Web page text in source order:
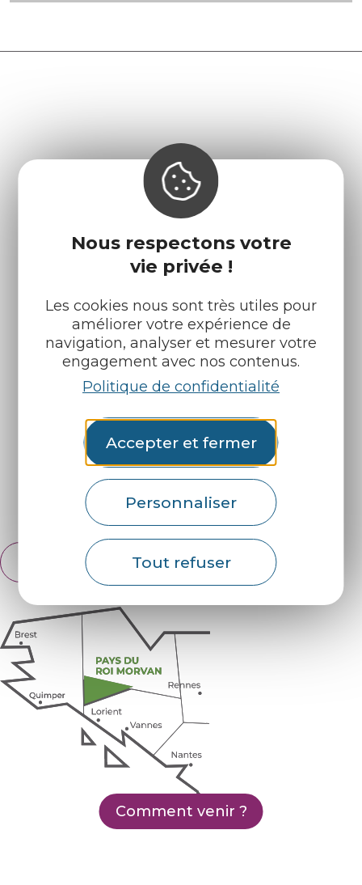
Nous respectons votre
vie privée !
Les cookies nous sont très utiles pour
améliorer votre expérience de
navigation, analyser et mesurer votre
engagement avec nos contenus.
Politique de confidentialité
Accepter et fermer
Personnaliser
Tout refuser
Infos pratiques
Nos accueils
Retrouvez-nous sur :
Espace pro Partenaires
Français
English
Comment venir ?